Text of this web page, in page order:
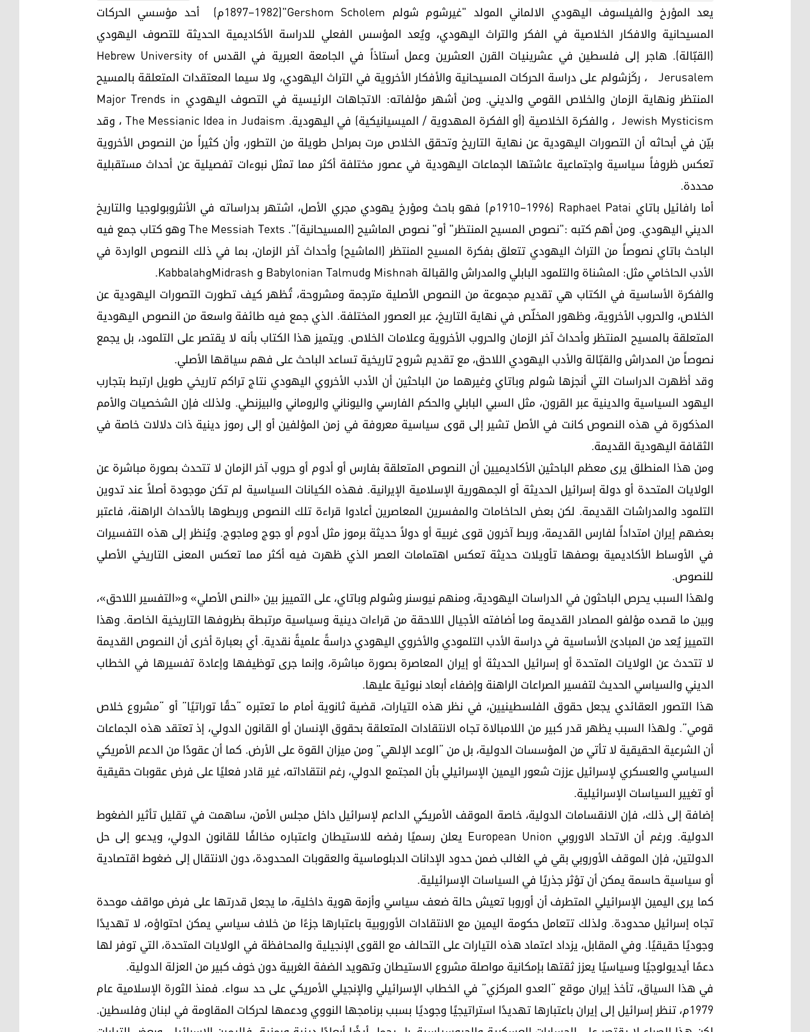
يعد المؤرخ والفيلسوف اليهودي الالماني المولد "غيرشوم شولم Gershom Scholem"(1897–1982م) أحد مؤسسي الحركات
المسيحانية والافكار الخلاصية في الفكر والتراث اليهودي، ويُعد المؤسس الفعلي للدراسة الأكاديمية الحديثة للتصوف اليهودي
(القبّالة). هاجر إلى فلسطين في عشرينيات القرن العشرين وعمل أستاذاً في الجامعة العبرية في القدس Hebrew University of
Jerusalem ، ركَزشولم على دراسة الحركات المسيحانية والأفكار الأخروية في التراث اليهودي، ولا سيما المعتقدات المتعلقة بالمسيح
المنتظر ونهاية الزمان والخلاص القومي والديني. ومن أشهر مؤلفاته: الاتجاهات الرئيسية في التصوف اليهودي Major Trends in
Jewish Mysticism ، والفكرة الخلاصية (أو الفكرة المهدوية / الميسيانيكية) في اليهودية. The Messianic Idea in Judaism ، وقد
بيّن في أبحاثه أن التصورات اليهودية عن نهاية التاريخ وتحقق الخلاص مرت بمراحل طويلة من التطور، وأن كثيراً من النصوص الأخروية
تعكس ظروفاً سياسية واجتماعية عاشتها الجماعات اليهودية في عصور مختلفة أكثر مما تمثل نبوءات تفصيلية عن أحداث مستقبلية
محددة.
أما رافائيل باتاي Raphael Patai (1910–1996م) فهو باحث ومؤرخ يهودي مجري الأصل، اشتهر بدراساته في الأنثروبولوجيا والتاريخ
الديني اليهودي. ومن أهم كتبه :"نصوص المسيح المنتظر" أو" نصوص الماشيح (المسيحانية)". The Messiah Texts وهو كتاب جمع فيه
الباحث باتاي نصوصاً من التراث اليهودي تتعلق بفكرة المسيح المنتظر (الماشيح) وأحداث آخر الزمان، بما في ذلك النصوص الواردة في
الأدب الحاخامي مثل: المشناة والتلمود البابلي والمدراش والقبالة Mishnah وBabylonian Talmud و MidrashوKabbalah.
والفكرة الأساسية في الكتاب هي تقديم مجموعة من النصوص الأصلية مترجمة ومشروحة، تُظهر كيف تطورت التصورات اليهودية عن
الخلاص، والحروب الأخروية، وظهور المخلّص في نهاية التاريخ، عبر العصور المختلفة. الذي جمع فيه طائفة واسعة من النصوص اليهودية
المتعلقة بالمسيح المنتظر وأحداث آخر الزمان والحروب الأخروية وعلامات الخلاص. ويتميز هذا الكتاب بأنه لا يقتصر على التلمود، بل يجمع
نصوصاً من المدراش والقبّالة والأدب اليهودي اللاحق، مع تقديم شروح تاريخية تساعد الباحث على فهم سياقها الأصلي.
وقد أظهرت الدراسات التي أنجزها شولم وباتاي وغيرهما من الباحثين أن الأدب الأخروي اليهودي نتاج تراكم تاريخي طويل ارتبط بتجارب
اليهود السياسية والدينية عبر القرون، مثل السبي البابلي والحكم الفارسي واليوناني والروماني والبيزنطي. ولذلك فإن الشخصيات والأمم
المذكورة في هذه النصوص كانت في الأصل تشير إلى قوى سياسية معروفة في زمن المؤلفين أو إلى رموز دينية ذات دلالات خاصة في
الثقافة اليهودية القديمة.
ومن هذا المنطلق يرى معظم الباحثين الأكاديميين أن النصوص المتعلقة بفارس أو أدوم أو حروب آخر الزمان لا تتحدث بصورة مباشرة عن
الولايات المتحدة أو دولة إسرائيل الحديثة أو الجمهورية الإسلامية الإيرانية. فهذه الكيانات السياسية لم تكن موجودة أصلاً عند تدوين
التلمود والمدراشات القديمة. لكن بعض الحاخامات والمفسرين المعاصرين أعادوا قراءة تلك النصوص وربطوها بالأحداث الراهنة، فاعتبر
بعضهم إيران امتداداً لفارس القديمة، وربط آخرون قوى غربية أو دولاً حديثة برموز مثل أدوم أو جوج وماجوج. ويُنظر إلى هذه التفسيرات
في الأوساط الأكاديمية بوصفها تأويلات حديثة تعكس اهتمامات العصر الذي ظهرت فيه أكثر مما تعكس المعنى التاريخي الأصلي
للنصوص.
ولهذا السبب يحرص الباحثون في الدراسات اليهودية، ومنهم نيوسنر وشولم وباتاي، على التمييز بين «النص الأصلي» و«التفسير اللاحق»،
وبين ما قصده مؤلفو المصادر القديمة وما أضافته الأجيال اللاحقة من قراءات دينية وسياسية مرتبطة بظروفها التاريخية الخاصة. وهذا
التمييز يُعد من المبادئ الأساسية في دراسة الأدب التلمودي والأخروي اليهودي دراسةً علميةً نقدية. أي بعبارة أخرى أن النصوص القديمة
لا تتحدث عن الولايات المتحدة أو إسرائيل الحديثة أو إيران المعاصرة بصورة مباشرة، وإنما جرى توظيفها وإعادة تفسيرها في الخطاب
الديني والسياسي الحديث لتفسير الصراعات الراهنة وإضفاء أبعاد نبوئية عليها.
هذا التصور العقائدي يجعل حقوق الفلسطينيين، في نظر هذه التيارات، قضية ثانوية أمام ما تعتبره “حقًا توراتيًا” أو “مشروع خلاص
قومي”. ولهذا السبب يظهر قدر كبير من اللامبالاة تجاه الانتقادات المتعلقة بحقوق الإنسان أو القانون الدولي، إذ تعتقد هذه الجماعات
أن الشرعية الحقيقية لا تأتي من المؤسسات الدولية، بل من “الوعد الإلهي” ومن ميزان القوة على الأرض. كما أن عقودًا من الدعم الأمريكي
السياسي والعسكري لإسرائيل عززت شعور اليمين الإسرائيلي بأن المجتمع الدولي، رغم انتقاداته، غير قادر فعليًا على فرض عقوبات حقيقية
أو تغيير السياسات الإسرائيلية.
إضافة إلى ذلك، فإن الانقسامات الدولية، خاصة الموقف الأمريكي الداعم لإسرائيل داخل مجلس الأمن، ساهمت في تقليل تأثير الضغوط
الدولية. ورغم أن الاتحاد الاوروبي European Union يعلن رسميًا رفضه للاستيطان واعتباره مخالفًا للقانون الدولي، ويدعو إلى حل
الدولتين، فإن الموقف الأوروبي بقي في الغالب ضمن حدود الإدانات الدبلوماسية والعقوبات المحدودة، دون الانتقال إلى ضغوط اقتصادية
أو سياسية حاسمة يمكن أن تؤثر جذريًا في السياسات الإسرائيلية.
كما يرى اليمين الإسرائيلي المتطرف أن أوروبا تعيش حالة ضعف سياسي وأزمة هوية داخلية، ما يجعل قدرتها على فرض مواقف موحدة
تجاه إسرائيل محدودة. ولذلك تتعامل حكومة اليمين مع الانتقادات الأوروبية باعتبارها جزءًا من خلاف سياسي يمكن احتواؤه، لا تهديدًا
وجوديًا حقيقيًا. وفي المقابل، يزداد اعتماد هذه التيارات على التحالف مع القوى الإنجيلية والمحافظة في الولايات المتحدة، التي توفر لها
دعمًا أيديولوجيًا وسياسيًا يعزز ثقتها بإمكانية مواصلة مشروع الاستيطان وتهويد الضفة الغربية دون خوف كبير من العزلة الدولية.
في هذا السياق، تأخذ إيران موقع “العدو المركزي” في الخطاب الإسرائيلي والإنجيلي الأمريكي على حد سواء. فمنذ الثورة الإسلامية عام
1979م، تنظر إسرائيل إلى إيران باعتبارها تهديدًا استراتيجيًا وجوديًا بسبب برنامجها النووي ودعمها لحركات المقاومة في لبنان وفلسطين.